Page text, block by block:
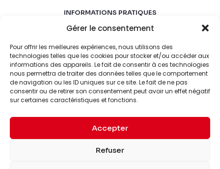
Gérer le consentement
Pour offrir les meilleures expériences, nous utilisons des
technologies telles que les cookies pour stocker et/ou accéder aux
informations des appareils. Le fait de consentir à ces technologies
nous permettra de traiter des données telles que le comportement
de navigation ou les ID uniques sur ce site. Le fait de ne pas
consentir ou de retirer son consentement peut avoir un effet négatif
sur certaines caractéristiques et fonctions.
Accepter
Refuser
INFORMATIONS PRATIQUES
MARDI-SAMEDI
LUNDI-DIMANCHE
FERMÉ
© 2026 Nipponzilla. Tous
Mentions